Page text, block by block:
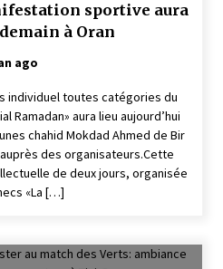
sportive aura
à Oran
ago
individuel toutes catégories du
Ramadan» aura lieu aujourd’hui
chahid Mokdad Ahmed de Bir
des organisateurs.Cette
de deux jours, organisée
«La […]